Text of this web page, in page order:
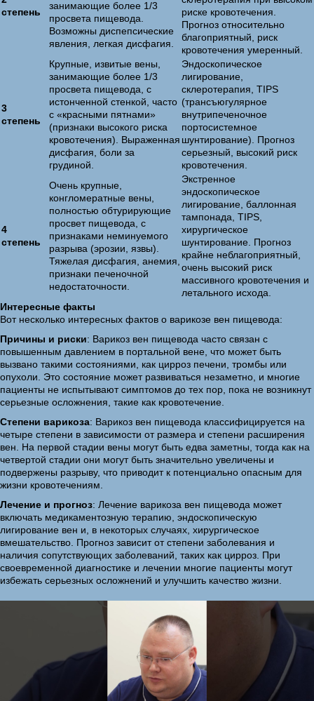
степень
занимающие более 1/3
просвета пищевода.
Возможны диспепсические
явления, легкая дисфагия.
риске кровотечения.
Прогноз относительно
благоприятный, риск
кровотечения умеренный.
3
степень
Крупные, извитые вены,
занимающие более 1/3
просвета пищевода, с
истонченной стенкой, часто
с «красными пятнами»
(признаки высокого риска
кровотечения). Выраженная
дисфагия, боли за
грудиной.
Эндоскопическое
лигирование,
склеротерапия, TIPS
(трансъюгулярное
внутрипеченочное
портосистемное
шунтирование). Прогноз
серьезный, высокий риск
кровотечения.
4
степень
Очень крупные,
конгломератные вены,
полностью обтурирующие
просвет пищевода, с
признаками неминуемого
разрыва (эрозии, язвы).
Тяжелая дисфагия, анемия,
признаки печеночной
недостаточности.
Экстренное
эндоскопическое
лигирование, баллонная
тампонада, TIPS,
хирургическое
шунтирование. Прогноз
крайне неблагоприятный,
очень высокий риск
массивного кровотечения и
летального исхода.
Интересные факты
Вот несколько интересных фактов о варикозе вен пищевода:
Причины и риски: Варикоз вен пищевода часто связан с
повышенным давлением в портальной вене, что может быть
вызвано такими состояниями, как цирроз печени, тромбы или
опухоли. Это состояние может развиваться незаметно, и многие
пациенты не испытывают симптомов до тех пор, пока не возникнут
серьезные осложнения, такие как кровотечение.
Степени варикоза: Варикоз вен пищевода классифицируется на
четыре степени в зависимости от размера и степени расширения
вен. На первой стадии вены могут быть едва заметны, тогда как на
четвертой стадии они могут быть значительно увеличены и
подвержены разрыву, что приводит к потенциально опасным для
жизни кровотечениям.
Лечение и прогноз: Лечение варикоза вен пищевода может
включать медикаментозную терапию, эндоскопическую
лигирование вен и, в некоторых случаях, хирургическое
вмешательство. Прогноз зависит от степени заболевания и
наличия сопутствующих заболеваний, таких как цирроз. При
своевременной диагностике и лечении многие пациенты могут
избежать серьезных осложнений и улучшить качество жизни.